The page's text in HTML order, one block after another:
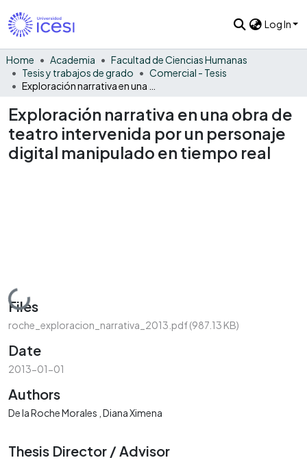
Log In
Home Academia
Facultad de Ciencias Humanas
Tesis y trabajos de grado
Comercial - Tesis
Exploración narrativa en una obra de
teatro intervenida por un personaje
digital manipulado en tiempo real
Loading...
Files
roche_exploracion_narrativa_2013.pdf(987.13 KB)
Date
2013-01-01
Authors
De la Roche Morales , Diana Ximena
Thesis Director / Advisor